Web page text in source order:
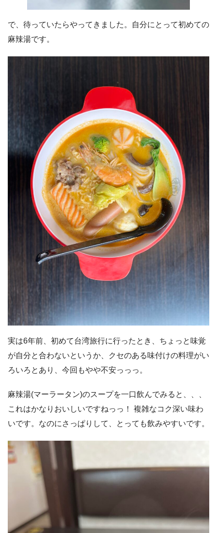
で、待っていたらやってきました。自分にとって初めての
麻辣湯です。
実は6年前、初めて台湾旅行に行ったとき、ちょっと味覚
が自分と合わないというか、クセのある味付けの料理がい
ろいろとあり、今回もやや不安っっっ。
麻辣湯(マーラータン)のスープを一口飲んでみると、、、
これはかなりおいしいですねっっ！ 複雑なコク深い味わ
いです。なのにさっぱりして、とっても飲みやすいです。